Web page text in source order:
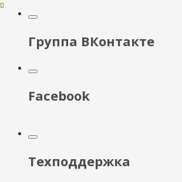
Группа ВКонтакте
Facebook
Техподдержка